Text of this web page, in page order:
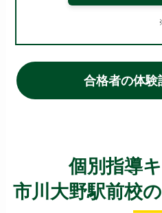
麗澤高等学校
日
流通
東京学館浦安
二松学舎大学附属柏高等学
千葉商科大学付
東洋大学附属牛久高等
【東京 公
合格者の体験
個別指導
市川大野駅前校